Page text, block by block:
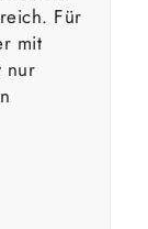
Für
mit
nur